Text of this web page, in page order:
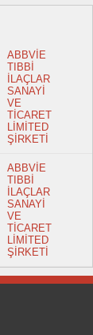
ABBVİE
TIBBİ
İLAÇLAR
SANAYİ
VE
TİCARET
LİMİTED
ŞİRKETİ
ABBVİE
TIBBİ
İLAÇLAR
SANAYİ
VE
TİCARET
LİMİTED
ŞİRKETİ